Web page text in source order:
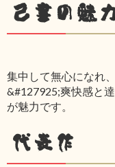
己書の魅
集中して無心になれ
&#127925;爽快感と
が魅力です。
代表作